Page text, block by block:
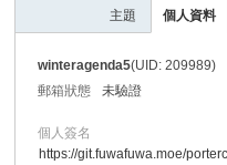
主題 個人資料
winteragenda5(UID: 209989)
郵箱狀態
未驗證
個人簽名
https://git.fuwafuwa.moe/